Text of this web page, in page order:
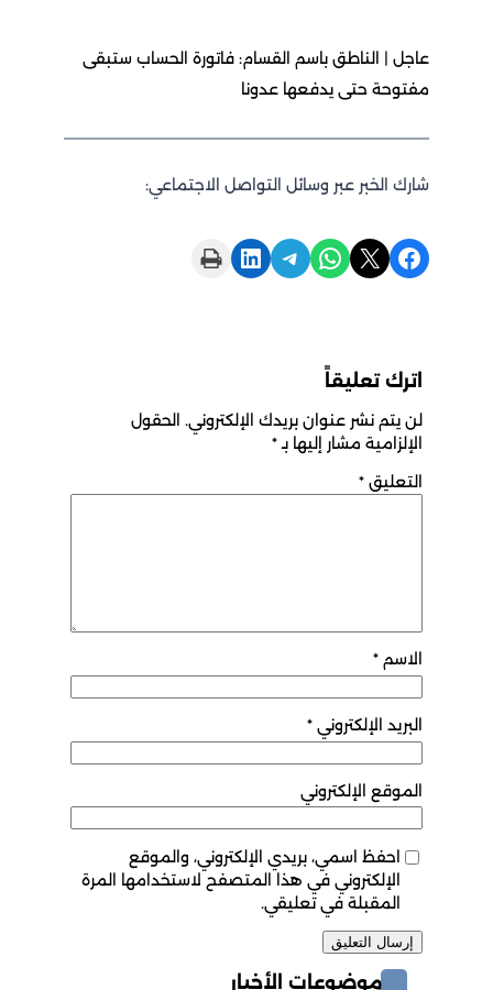
عاجل | الناطق باسم القسام: فاتورة الحساب ستبقى
مفتوحة حتى يدفعها عدونا
شارك الخبر عبر وسائل التواصل الاجتماعي:
Share on Facebook
Share on X
Share on WhatsApp
Share on Telegram
Share on LinkedIn
Print this Page
اترك تعليقاً
لن يتم نشر عنوان بريدك الإلكتروني. الحقول
الإلزامية مشار إليها بـ*
التعليق *
الاسم *
البريد الإلكتروني *
الموقع الإلكتروني
احفظ اسمي، بريدي الإلكتروني، والموقع
الإلكتروني في هذا المتصفح لاستخدامها المرة
المقبلة في تعليقي.
موضوعات الأخبار